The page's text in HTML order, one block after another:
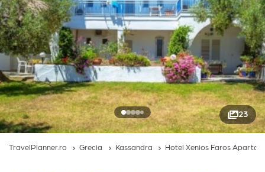
23
TravelPlanner.ro Grecia Kassandra Hotel Xenios Faros